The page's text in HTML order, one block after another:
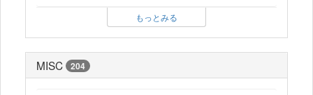
もっとみる
MISC 204